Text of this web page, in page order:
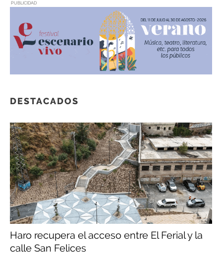
PUBLICIDAD
DESTACADOS
Haro recupera el acceso entre El Ferial y la
calle San Felices